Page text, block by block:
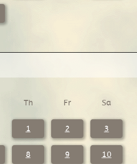
Th Fr Sa
1 2 3
8 9 10